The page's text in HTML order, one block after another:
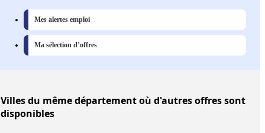
Mes alertes emploi
Ma sélection d’offres
Villesdu même département où d'autres offres sont
disponibles